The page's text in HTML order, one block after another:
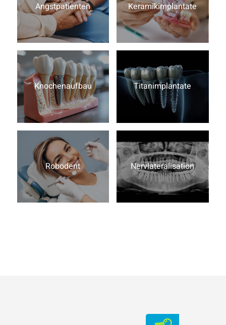
Angstpatienten Keramikimplantate
Knochenaufbau Titanimplantate
Robodent Nervlateralisation